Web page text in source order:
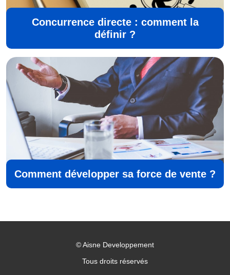
Concurrence directe : comment la
définir ?
Comment développer sa force de vente ?
©Aisne Developpement
Tous droits réservés